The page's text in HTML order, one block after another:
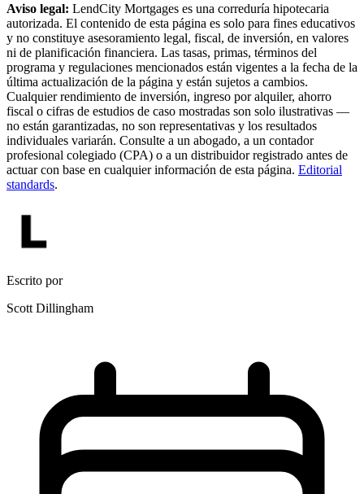
Aviso legal: LendCity Mortgages es una correduría hipotecaria
autorizada. El contenido de esta página es solo para fines educativos
y no constituye asesoramiento legal, fiscal, de inversión, en valores
ni de planificación financiera. Las tasas, primas, términos del
programa y regulaciones mencionados están vigentes a la fecha de la
última actualización de la página y están sujetos a cambios.
Cualquier rendimiento de inversión, ingreso por alquiler, ahorro
fiscal o cifras de estudios de caso mostradas son solo ilustrativas —
no están garantizadas, no son representativas y los resultados
individuales variarán. Consulte a un abogado, a un contador
profesional colegiado (CPA) o a un distribuidor registrado antes de
actuar con base en cualquier información de esta página. Editorial
standards.
Escrito por
Scott Dillingham